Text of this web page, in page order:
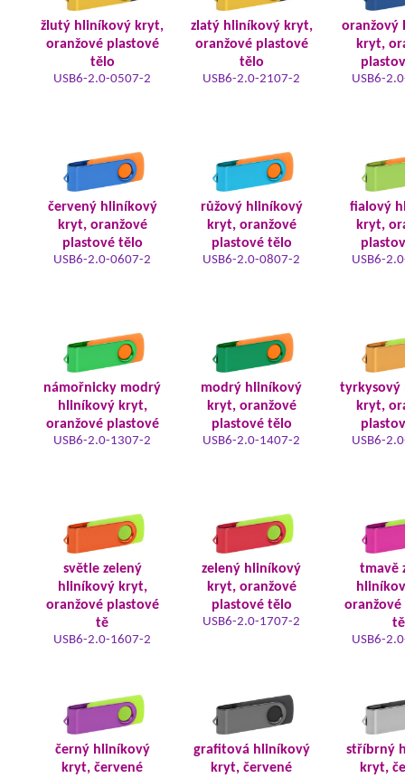
žlutý hliníkový kryt,
oranžové plastové
tělo
USB6-2.0-0507-2
zlatý hliníkový kryt,
oranžové plastové
tělo
USB6-2.0-2107-2
oranžový
kryt,
USB6-
červený hliníkový
kryt, oranžové
plastové tělo
USB6-2.0-0607-2
růžový hliníkový
kryt, oranžové
plastové tělo
USB6-2.0-0807-2
fialový
kryt,
USB6-
námořnicky modrý
hliníkový kryt,
oranžové plastové
USB6-2.0-1307-2
modrý hliníkový
kryt, oranžové
plastové tělo
USB6-2.0-1407-2
tyrkysový
kryt,
USB6-
světle zelený
hliníkový kryt,
oranžové plastové
tě
USB6-2.0-1607-2
zelený hliníkový
kryt, oranžové
plastové tělo
USB6-2.0-1707-2
tmavě
oranžové
USB6-
černý hliníkový
kryt, červené
grafitová hliníkový
kryt, červené
stříbrný
kryt,